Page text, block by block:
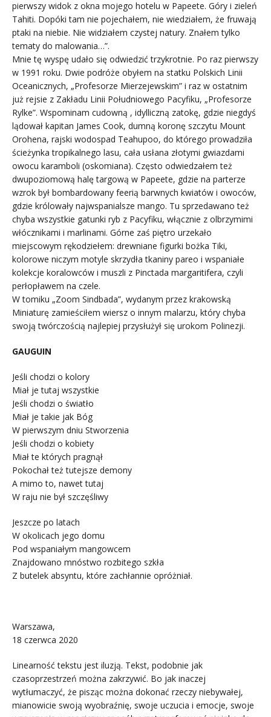
pierwszy widok z okna mojego hotelu w Papeete. Góry i zieleń
Tahiti. Dopóki tam nie pojechałem, nie wiedziałem, że fruwają
ptaki na niebie. Nie widziałem czystej natury. Znałem tylko
tematy do malowania…”.
Mnie tę wyspę udało się odwiedzić trzykrotnie. Po raz pierwszy
w 1991 roku. Dwie podróże obyłem na statku Polskich Linii
Oceanicznych, „Profesorze Mierzejewskim” i raz w ostatnim
już rejsie z Zakładu Linii Południowego Pacyfiku, „Profesorze
Rylke”. Wspominam cudowną , idylliczną zatokę, gdzie niegdyś
lądował kapitan James Cook, dumną koronę szczytu Mount
Orohena, rajski wodospad Teahupoo, do którego prowadziła
ścieżynka tropikalnego lasu, cała usłana złotymi gwiazdami
owocu karamboli (oskomiana). Często odwiedzałem też
dwupoziomową halę targową w Papeete, gdzie na parterze
wzrok był bombardowany feerią barwnych kwiatów i owoców,
gdzie królowały najwspanialsze mango. Tu sprzedawano też
chyba wszystkie gatunki ryb z Pacyfiku, włącznie z olbrzymimi
włócznikami i marlinami. Górne zaś piętro urzekało
miejscowym rękodziełem: drewniane figurki bożka Tiki,
kolorowe niczym motyle skrzydła tkaniny pareo i wspaniałe
kolekcje koralowców i muszli z Pinctada margaritifera, czyli
perłopławem na czele.
W tomiku „Zoom Sindbada”, wydanym przez krakowską
Miniaturę zamieściłem wiersz o innym malarzu, który chyba
swoją twórczością najlepiej przysłużył się urokom Polinezji.
GAUGUIN
Jeśli chodzi o kolory
Miał je tutaj wszystkie
Jeśli chodzi o światło
Miał je takie jak Bóg
W pierwszym dniu Stworzenia
Jeśli chodzi o kobiety
Miał te których pragnął
Pokochał też tutejsze demony
A mimo to, nawet tutaj
W raju nie był szczęśliwy
Jeszcze po latach
W okolicach jego domu
Pod wspaniałym mangowcem
Znajdowano mnóstwo rozbitego szkła
Z butelek absyntu, które zachłannie opróżniał.
Warszawa,
18 czerwca 2020
Linearność tekstu jest iluzją. Tekst, podobnie jak
czasoprzestrzeń można zakrzywić. Bo jak inaczej
wytłumaczyć, że pisząc można dokonać rzeczy niebywałej,
mianowicie swoją wyobraźnię, swoje uczucia i emocje, swoje